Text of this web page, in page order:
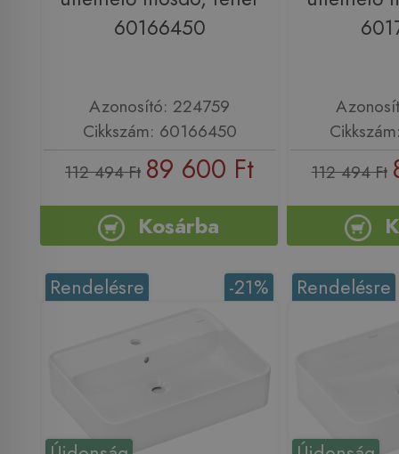
60166450
Azonosító: 224759
Cikkszám: 60166450
112 494 Ft 89 600 Ft
Kosárba
112 494 Ft
-21%
Rendelésre Rendelésre